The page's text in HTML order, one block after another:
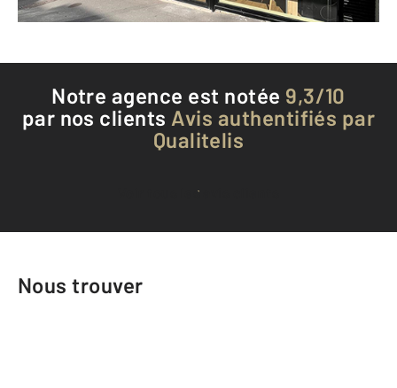
Téléphoner à l'agence
Notre agence est notée 9,3/10
par nos clients Avis authentifiés par
Qualitelis
Voir tous les avis clients
Nous trouver